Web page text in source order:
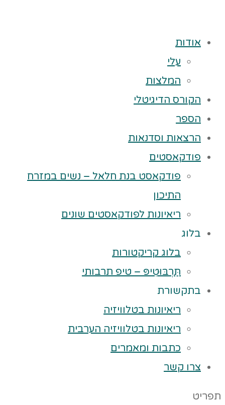
אודות
עלי
המלצות
הקורס הדיגיטלי
הספר
הרצאות וסדנאות
פודקאסטים
פודקאסט בנת חלאל – נשים במזרח
התיכון
ריאיונות לפודקאסטים שונים
בלוג
בלוג קריקטורות
תַּרְבּוּטִיפּ – טיפ תרבותי
בתקשורת
ריאיונות בטלוויזיה
ריאיונות בטלוויזיה הערבית
כתבות ומאמרים
צרו קשר
תפריט